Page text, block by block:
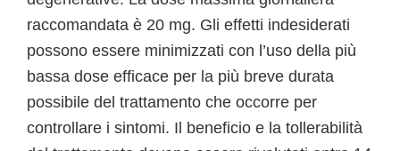
raccomandata è 20 mg. Gli effetti indesiderati
possono essere minimizzati con l’uso della più
bassa dose efficace per la più breve durata
possibile del trattamento che occorre per
controllare i sintomi. Il beneficio e la tollerabilità